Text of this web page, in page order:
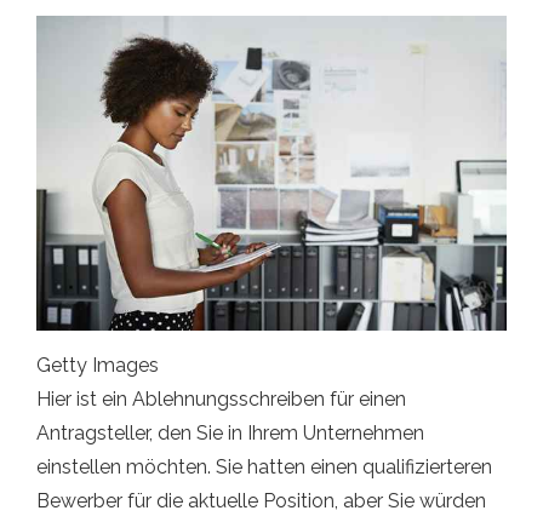
Getty Images
Hier ist ein Ablehnungsschreiben für einen
Antragsteller, den Sie in Ihrem Unternehmen
einstellen möchten. Sie hatten einen qualifizierteren
Bewerber für die aktuelle Position, aber Sie würden